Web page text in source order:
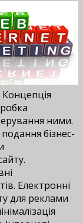
Концепція
ними.
бізнес-
Електронні
для реклами